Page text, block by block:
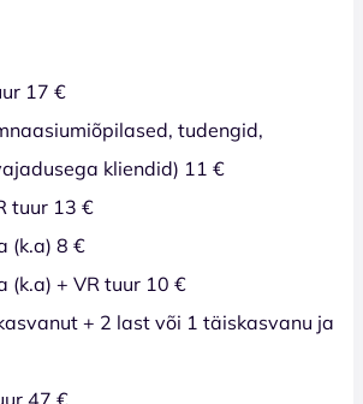
17 €
tudengid,
kliendid) 11 €
tuur 13 €
(k.a) 8 €
(k.a) + VR tuur 10 €
+ 2 last või 1 täiskasvanu ja
47 €